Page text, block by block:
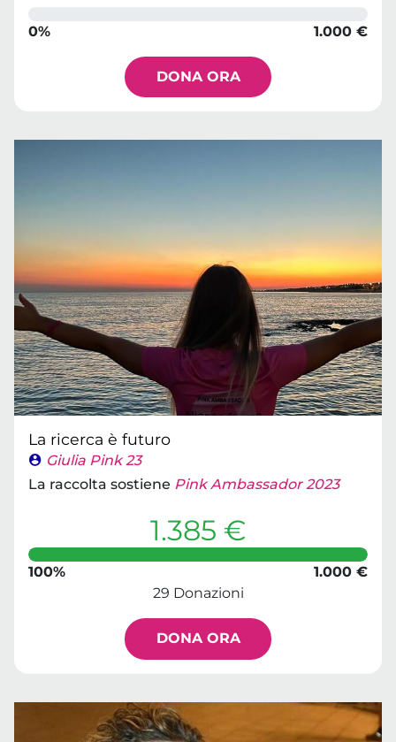
0% 1.000 €
DONA ORA
La ricerca è futuro
Giulia Pink 23
La raccolta sostiene Pink Ambassador 2023
1.385 €
100%
1.000 €
29 Donazioni
DONA ORA